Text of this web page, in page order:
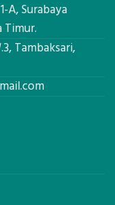
A, Surabaya
Timur.
Tambaksari,